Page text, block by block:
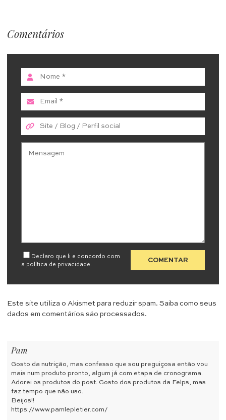
Comentários
Declaro que li e concordo com
a política de privacidade.
Este site utiliza o Akismet para reduzir spam. Saiba como seus
dados em comentários são processados.
Pam
Gosto da nutrição, mas confesso que sou preguiçosa então vou
mais num produto pronto, algum já com etapa de cronograma.
Adorei os produtos do post. Gosto dos produtos da Felps, mas
faz tempo que não uso.
Beijos!!
https://www.pamlepletier.com/